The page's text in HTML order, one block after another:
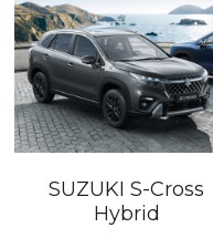
SUZUKI S-Cross
Hybrid